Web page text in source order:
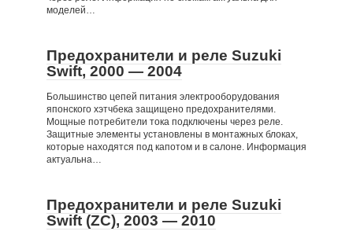
моделей…
Предохранители и реле Suzuki
Swift, 2000 — 2004
Большинство цепей питания электрооборудования
японского хэтчбека защищено предохранителями.
Мощные потребители тока подключены через реле.
Защитные элементы установлены в монтажных блоках,
которые находятся под капотом и в салоне. Информация
актуальна…
Предохранители и реле Suzuki
Swift (ZC), 2003 — 2010